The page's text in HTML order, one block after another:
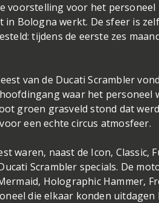
voorstelling voor het
in Bologna werkt. De sfeer is
tijdens de eerste zes
van de Ducati Scrambler
waar het personeel
groen grasveld stond dat
een echte circus atmosfeer.
waren, naast de Icon, Classic,
Scrambler specials. De
Holographic Hammer,
die elkaar konden